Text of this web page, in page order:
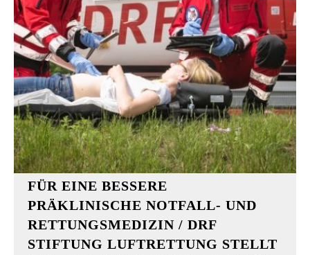
FÜR EINE BESSERE
PRÄKLINISCHE NOTFALL- UND
RETTUNGSMEDIZIN / DRF
STIFTUNG LUFTRETTUNG STELLT